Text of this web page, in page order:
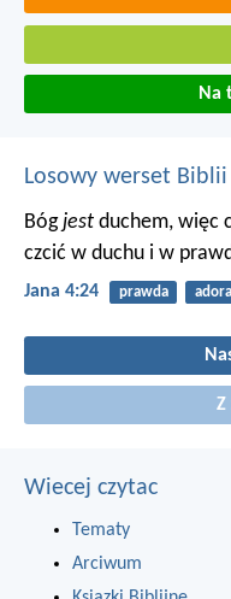
Na
Losowy werset Biblii
Bógjest duchem, więc
czcić w duchu i w
Jana 4:24 prawda
Z
Wiecej czytac
Tematy
Arciwum